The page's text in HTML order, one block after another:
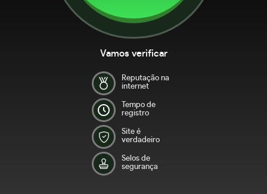
Vamos verificar
Reputação na
internet
Tempo de
registro
Site é
verdadeiro
Selos de
segurança